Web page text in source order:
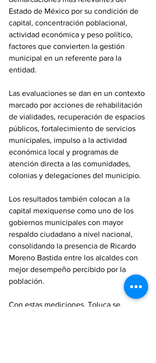
Estado de México por su condición de
capital, concentración poblacional,
actividad económica y peso político,
factores que convierten la gestión
municipal en un referente para la
entidad.
Las evaluaciones se dan en un contexto
marcado por acciones de rehabilitación
de vialidades, recuperación de espacios
públicos, fortalecimiento de servicios
municipales, impulso a la actividad
económica local y programas de
atención directa a las comunidades,
colonias y delegaciones del municipio.
Los resultados también colocan a la
capital mexiquense como uno de los
gobiernos municipales con mayor
respaldo ciudadano a nivel nacional,
consolidando la presencia de Ricardo
Moreno Bastida entre los alcaldes con
mejor desempeño percibido por la
población.
Con estas mediciones, Toluca se